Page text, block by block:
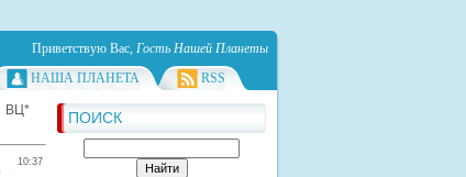
Приветствую Вас, Гость Нашей Планеты
НАША ПЛАНЕТА RSS
ПОИСК
ВЦ*
10:37